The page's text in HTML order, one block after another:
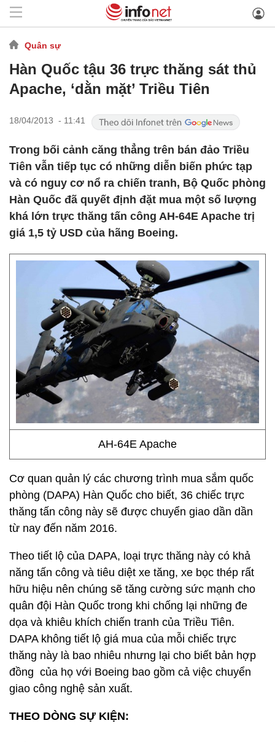
Quân sự
Hàn Quốc tậu 36 trực thăng sát thủ
Apache, ‘dằn mặt’ Triều Tiên
18/04/2013 - 11:41
Trong bối cảnh căng thẳng trên bán đảo Triều
Tiên vẫn tiếp tục có những diễn biến phức tạp
và có nguy cơ nổ ra chiến tranh, Bộ Quốc phòng
Hàn Quốc đã quyết định đặt mua một số lượng
khá lớn trực thăng tấn công AH-64E Apache trị
giá 1,5 tỷ USD của hãng Boeing.
AH-64E Apache
Cơ quan quản lý các chương trình mua sắm quốc
phòng (DAPA) Hàn Quốc cho biết, 36 chiếc trực
thăng tấn công này sẽ được chuyển giao dần dần
từ nay đến năm 2016.
Theo tiết lộ của DAPA, loại trực thăng này có khả
năng tấn công và tiêu diệt xe tăng, xe bọc thép rất
hữu hiệu nên chúng sẽ tăng cường sức mạnh cho
quân đội Hàn Quốc trong khi chống lại những đe
dọa và khiêu khích chiến tranh của Triều Tiên.
DAPA không tiết lộ giá mua của mỗi chiếc trực
thăng này là bao nhiêu nhưng lại cho biết bản hợp
đồng của họ với Boeing bao gồm cả việc chuyển
giao công nghệ sản xuất.
THEO DÒNG SỰ KIỆN: